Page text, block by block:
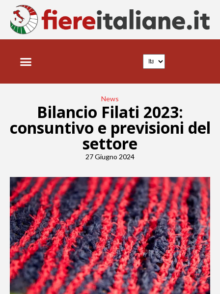
News
Bilancio Filati 2023:
consuntivo e previsioni del
settore
27 Giugno 2024